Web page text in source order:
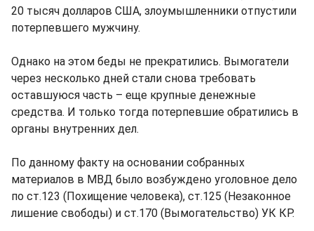
20 тысяч долларов США, злоумышленники отпустили
потерпевшего мужчину.
Однако на этом беды не прекратились. Вымогатели
через несколько дней стали снова требовать
оставшуюся часть – еще крупные денежные
средства. И только тогда потерпевшие обратились в
органы внутренних дел.
По данному факту на основании собранных
материалов в МВД было возбуждено уголовное дело
по ст.123 (Похищение человека), ст.125 (Незаконное
лишение свободы) и ст.170 (Вымогательство) УК КР.